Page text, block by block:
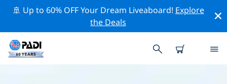
🚢 Up to 60% OFF Your Dream Liveaboard! Explore
the Deals